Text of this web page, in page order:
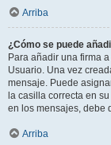
Arriba
¿Cómo se puede
Para añadir una firma
Usuario. Una vez
mensaje. Puede
la casilla correcta en
en los mensajes, debe
Arriba